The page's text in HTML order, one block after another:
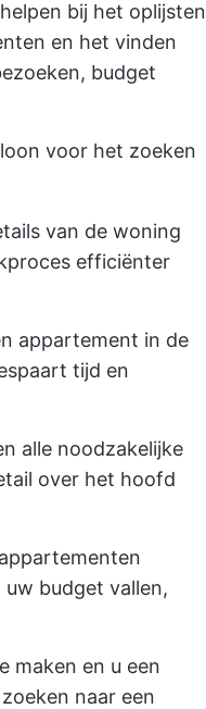
bij het oplijsten
en het vinden
budget
voor het zoeken
van de woning
efficiënter
appartement in de
tijd en
alle noodzakelijke
over het hoofd
budget vallen,
maken en u een
naar een